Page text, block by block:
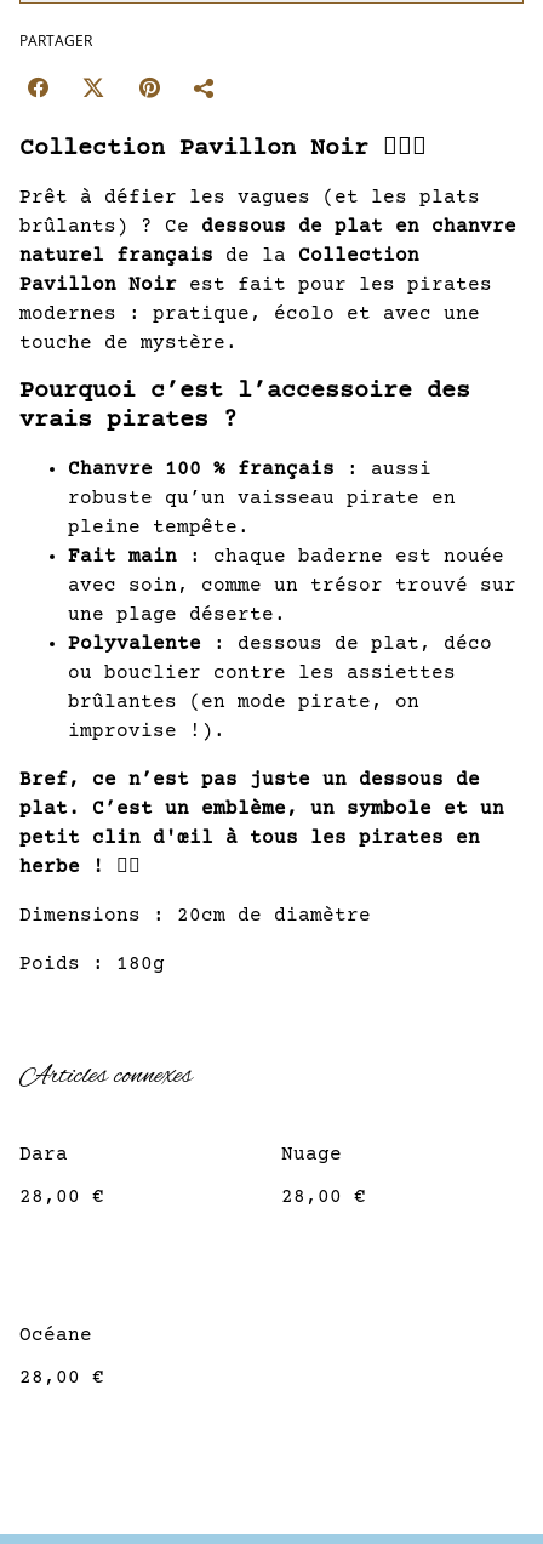
PARTAGER
Collection Pavillon Noir 🏴‍☠️⚓
Prêt à défier les vagues (et les plats
brûlants) ? Ce dessous de plat en chanvre
naturel français de la Collection
Pavillon Noir est fait pour les pirates
modernes : pratique, écolo et avec une
touche de mystère.
Pourquoi c’est l’accessoire des
vrais pirates ?
Chanvre 100 % français : aussi
robuste qu’un vaisseau pirate en
pleine tempête.
Fait main : chaque baderne est nouée
avec soin, comme un trésor trouvé sur
une plage déserte.
Polyvalente : dessous de plat, déco
ou bouclier contre les assiettes
brûlantes (en mode pirate, on
improvise !).
Bref, ce n’est pas juste un dessous de
plat. C’est un emblème, un symbole et un
petit clin d'œil à tous les pirates en
herbe !
🏴‍☠️
Dimensions : 20cm de diamètre
Poids : 180g
Articles connexes
Dara
28,00 €
Nuage
28,00 €
Océane
28,00 €